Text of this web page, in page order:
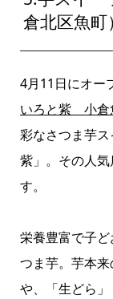
倉北区魚
4月11日にオー
いろと紫 小倉
彩なさつま芋
紫」。その人
す。
栄養豊富で子
つま芋。芋本
や、「生どら